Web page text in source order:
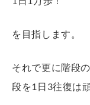
を目指します。
それで更に階段
段を1日3往復は